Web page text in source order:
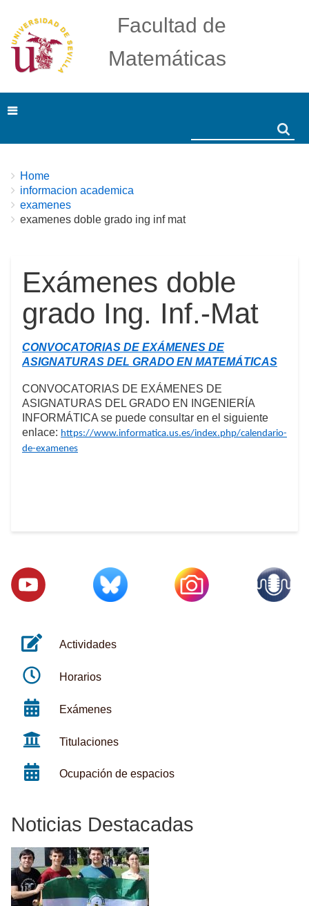
Facultad de
Matemáticas
Breadcrumbs
You
are
here:
Home
informacion academica
examenes
examenes doble grado ing inf mat
Exámenes doble
grado Ing. Inf.-Mat
CONVOCATORIAS DE EXÁMENES DE
ASIGNATURAS DEL GRADO EN MATEMÁTICAS
CONVOCATORIAS DE EXÁMENES DE
ASIGNATURAS DEL GRADO EN INGENIERÍA
INFORMÁTICA se puede consultar en el siguiente
enlace: https://www.informatica.us.es/index.php/calendario-
de-examenes
Actividades
Horarios
Exámenes
Titulaciones
Ocupación de espacios
Noticias Destacadas